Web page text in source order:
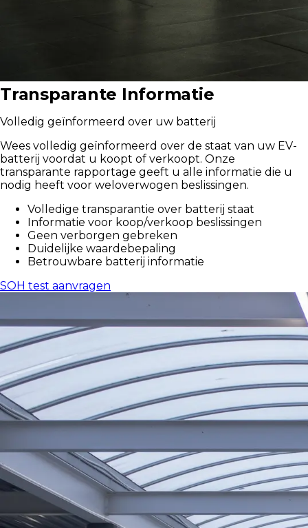
Transparante Informatie
Volledig geïnformeerd over uw batterij
Wees volledig geïnformeerd over de staat van uw EV-
batterij voordat u koopt of verkoopt. Onze
transparante rapportage geeft u alle informatie die u
nodig heeft voor weloverwogen beslissingen.
Volledige transparantie over batterij staat
Informatie voor koop/verkoop beslissingen
Geen verborgen gebreken
Duidelijke waardebepaling
Betrouwbare batterij informatie
SOH test aanvragen